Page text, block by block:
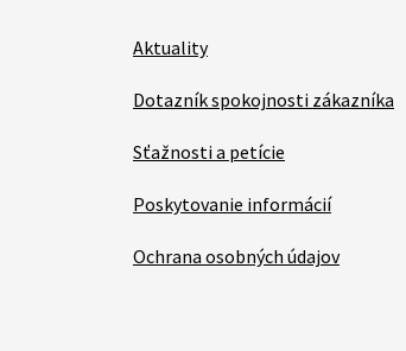
Aktuality
Dotazník spokojnosti zákazníka
Sťažnosti a petície
Poskytovanie informácií
Ochrana osobných údajov